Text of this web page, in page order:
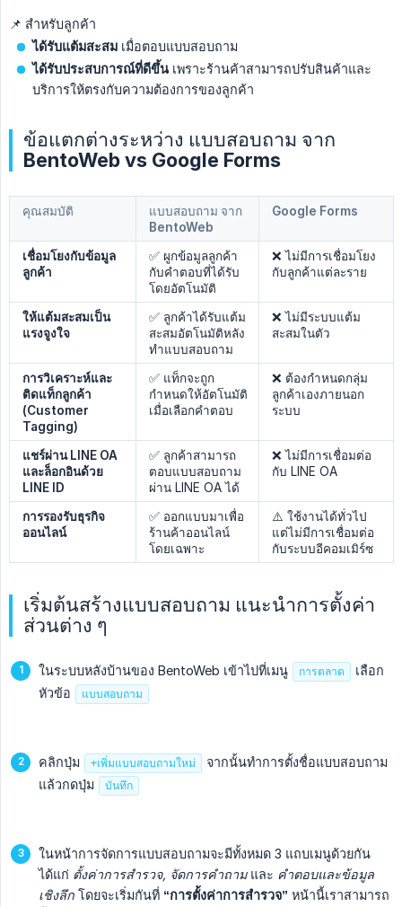
📌 สำหรับลูกค้า
ได้รับแต้มสะสม เมื่อตอบแบบสอบถาม
ได้รับประสบการณ์ที่ดีขึ้น เพราะร้านค้าสามารถปรับสินค้าและ
บริการให้ตรงกับความต้องการของลูกค้า
ข้อแตกต่างระหว่าง แบบสอบถาม จาก
BentoWeb vs Google Forms
คุณสมบัติ
แบบสอบถาม จาก
BentoWeb
Google Forms
เชื่อมโยงกับข้อมูล
ลูกค้า
✅ ผูกข้อมูลลูกค้า
กับคำตอบที่ได้รับ
โดยอัตโนมัติ
❌ ไม่มีการเชื่อมโยง
กับลูกค้าแต่ละราย
ให้แต้มสะสมเป็น
แรงจูงใจ
✅ ลูกค้าได้รับแต้ม
สะสมอัตโนมัติหลัง
ทำแบบสอบถาม
❌ ไม่มีระบบแต้ม
สะสมในตัว
การวิเคราะห์และ
ติดแท็กลูกค้า
(Customer
Tagging)
✅ แท็กจะถูก
กำหนดให้อัตโนมัติ
เมื่อเลือกคำตอบ
❌ ต้องกำหนดกลุ่ม
ลูกค้าเองภายนอก
ระบบ
แชร์ผ่าน LINE OA
และล็อกอินด้วย
LINE ID
✅ ลูกค้าสามารถ
ตอบแบบสอบถาม
ผ่าน LINE OA ได้
❌ ไม่มีการเชื่อมต่อ
กับ LINE OA
การรองรับธุรกิจ
ออนไลน์
✅ ออกแบบมาเพื่อ
ร้านค้าออนไลน์
โดยเฉพาะ
⚠️ ใช้งานได้ทั่วไป
แต่ไม่มีการเชื่อมต่อ
กับระบบอีคอมเมิร์ซ
เริ่มต้นสร้างแบบสอบถาม แนะนำการตั้งค่า
ส่วนต่าง ๆ
ในระบบหลังบ้านของ BentoWeb เข้าไปที่เมนู การตลาด
เลือก
หัวข้อ
แบบสอบถาม
คลิกปุ่ม +เพิ่มแบบสอบถามใหม่
จากนั้นทำการตั้งชื่อแบบสอบถาม
แล้วกดปุ่ม
บันทึก
ในหน้าการจัดการแบบสอบถามจะมีทั้งหมด 3 แถบเมนูด้วยกัน
ได้แก่ ตั้งค่าการสำรวจ, จัดการคำถามและ คำตอบและข้อมูล
เชิงลึก โดยจะเริ่มกันที่ “การตั้งค่าการสำรวจ” หน้านี้เราสามารถ